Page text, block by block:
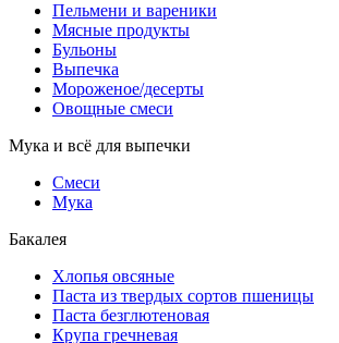
Пельмени и вареники
Мясные продукты
Бульоны
Выпечка
Мороженое/десерты
Овощные смеси
Мука и всё для выпечки
Смеси
Мука
Бакалея
Хлопья овсяные
Паста из твердых сортов пшеницы
Паста безглютеновая
Крупа гречневая